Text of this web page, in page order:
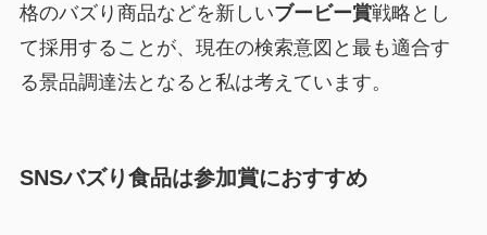
格のバズり商品などを新しいブービー賞戦略とし
て採用することが、現在の検索意図と最も適合す
る景品調達法となると私は考えています。
SNSバズり食品は参加賞におすすめ